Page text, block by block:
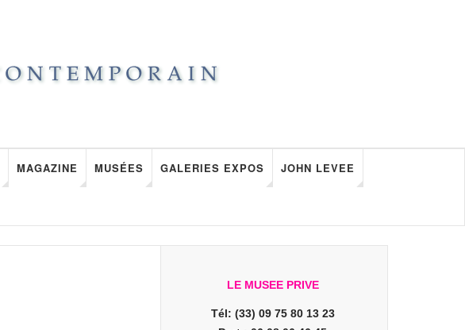
MAGAZINE MUSÉES GALERIES EXPOS JOHN LEVEE
LE MUSEE PRIVE
Tél: (33) 09 75 80 13 23